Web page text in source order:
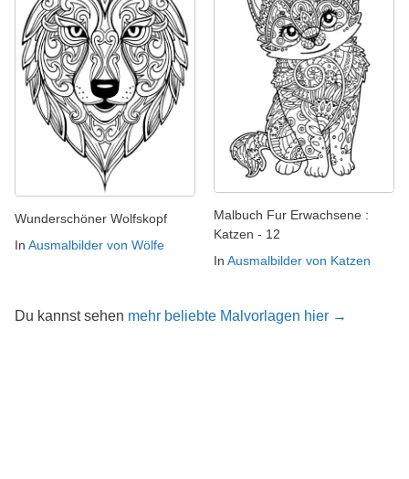
Wunderschöner Wolfskopf
In Ausmalbilder von Wölfe
Malbuch Fur Erwachsene :
Katzen - 12
In Ausmalbilder von Katzen
Du kannst sehen mehr beliebte Malvorlagen hier →